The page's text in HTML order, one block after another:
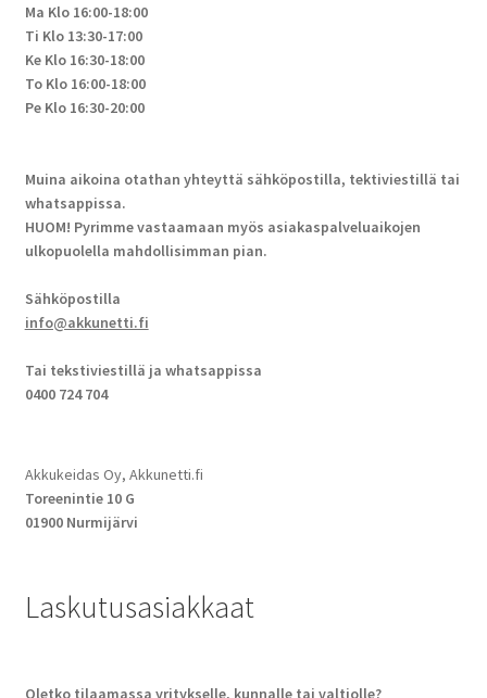
Ma Klo 16:00-18:00
Ti Klo 13:30-17:00
Ke Klo 16:30-18:00
To Klo 16:00-18:00
Pe Klo 16:30-20:00
Muina aikoina otathan yhteyttä sähköpostilla, tektiviestillä tai
whatsappissa.
HUOM! Pyrimme vastaamaan myös asiakaspalveluaikojen
ulkopuolella mahdollisimman pian.
Sähköpostilla
info@akkunetti.fi
Tai tekstiviestillä ja whatsappissa
0400 724 704
Akkukeidas Oy, Akkunetti.fi
Toreenintie 10 G
01900 Nurmijärvi
Laskutusasiakkaat
Oletko tilaamassa yritykselle, kunnalle tai valtiolle?